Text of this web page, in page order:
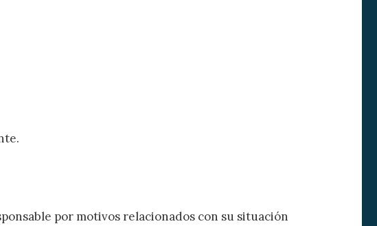
por motivos relacionados con su situación